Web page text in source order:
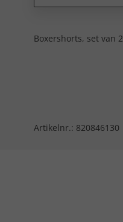
Boxershorts, set van 2
Artikelnr.: 820846130